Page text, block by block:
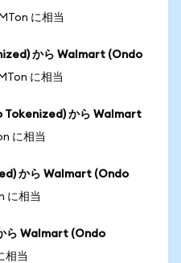
に相当
から Walmart (Ondo
に相当
Tokenized) から Walmart
に相当
から Walmart (Ondo
に相当
ら Walmart (Ondo
相当